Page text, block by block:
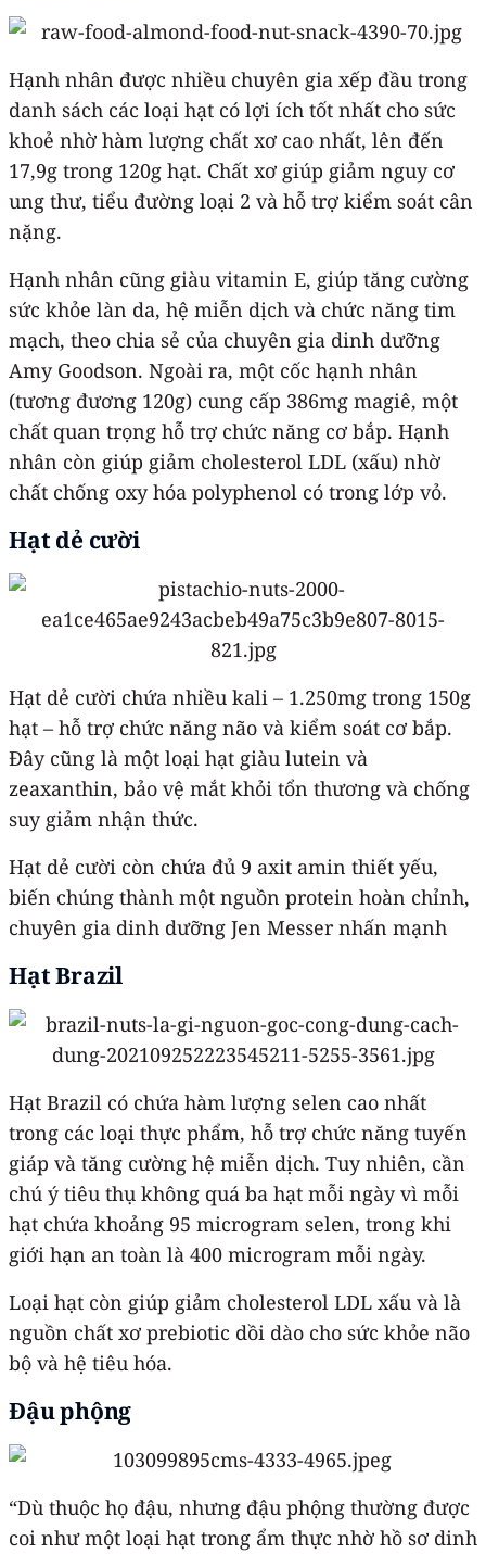
Hạnh nhân được nhiều chuyên gia xếp đầu trong
danh sách các loại hạt có lợi ích tốt nhất cho sức
khoẻ nhờ hàm lượng chất xơ cao nhất, lên đến
17,9g trong 120g hạt. Chất xơ giúp giảm nguy cơ
ung thư, tiểu đường loại 2 và hỗ trợ kiểm soát cân
nặng.
Hạnh nhân cũng giàu vitamin E, giúp tăng cường
sức khỏe làn da, hệ miễn dịch và chức năng tim
mạch, theo chia sẻ của chuyên gia dinh dưỡng
Amy Goodson. Ngoài ra, một cốc hạnh nhân
(tương đương 120g) cung cấp 386mg magiê, một
chất quan trọng hỗ trợ chức năng cơ bắp. Hạnh
nhân còn giúp giảm cholesterol LDL (xấu) nhờ
chất chống oxy hóa polyphenol có trong lớp vỏ.
Hạt dẻ cười
Hạt dẻ cười chứa nhiều kali – 1.250mg trong 150g
hạt – hỗ trợ chức năng não và kiểm soát cơ bắp.
Đây cũng là một loại hạt giàu lutein và
zeaxanthin, bảo vệ mắt khỏi tổn thương và chống
suy giảm nhận thức.
Hạt dẻ cười còn chứa đủ 9 axit amin thiết yếu,
biến chúng thành một nguồn protein hoàn chỉnh,
chuyên gia dinh dưỡng Jen Messer nhấn mạnh
Hạt Brazil
Hạt Brazil có chứa hàm lượng selen cao nhất
trong các loại thực phẩm, hỗ trợ chức năng tuyến
giáp và tăng cường hệ miễn dịch. Tuy nhiên, cần
chú ý tiêu thụ không quá ba hạt mỗi ngày vì mỗi
hạt chứa khoảng 95 microgram selen, trong khi
giới hạn an toàn là 400 microgram mỗi ngày.
Loại hạt còn giúp giảm cholesterol LDL xấu và là
nguồn chất xơ prebiotic dồi dào cho sức khỏe não
bộ và hệ tiêu hóa.
Đậu phộng
“Dù thuộc họ đậu, nhưng đậu phộng thường được
coi như một loại hạt trong ẩm thực nhờ hồ sơ dinh